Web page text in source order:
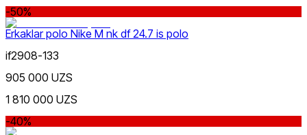
Oq
-50%
Erkaklar polo Nike M nk df 24.7 is polo
if2908-133
905 000 UZS
1 810 000 UZS
-40%